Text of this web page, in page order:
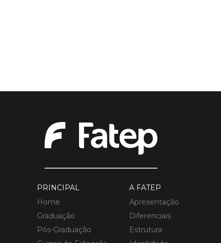
PRINCIPAL
Home
Graduação
Pós-Graduação
A FATEP
Apresentação
Diferenciais
Estrutura